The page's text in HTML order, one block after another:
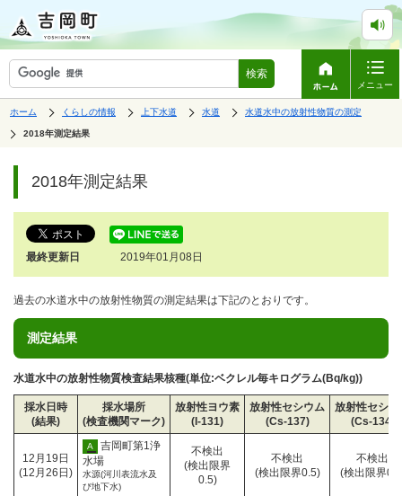
検索
メニュー
表
ペ
ジ
ホーム
中
の
くらしの情報
の
中
上下水道
の
中
水道
の
中
水道水中の放射性物質の測定
の
2018年測定結果
す。
ジ
の
2018年測定結果
最終更新日 2019年01月08日
過去の水道水中の放射性物質の測定結果は下記のとおりです。
測定結果
水道水中の放射性物質検査結果核種(単位:ベクレル毎キログラム(Bq/kg))
採水日時
(結果)
採水場所
(検査機関マーク)
放射性ヨウ素
(I-131)
放射性セシウム
(Cs-137)
放射性セシウ
(Cs-134)
採水日時
12月19日
測定結果報告日
(12月26日)
A
群
馬
県
企
採
水
場
所
吉岡町第1浄
水場
水源(河川表流水及
び地下水)
不検出
(検出限界
0.5)
不検出
(検出限界0.5)
不検出
(検出限界